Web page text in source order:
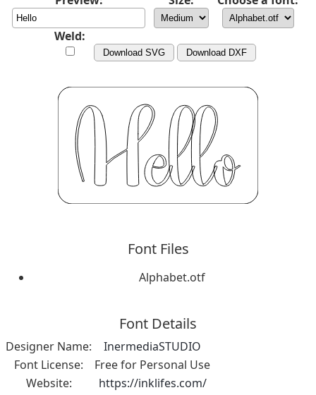
Weld:
Download SVG Download DXF
Font Files
Alphabet.otf
Font Details
Designer Name:
InermediaSTUDIO
Font License:
Free for Personal Use
Website:
https://inklifes.com/